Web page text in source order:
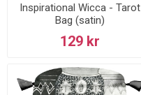
Inspirational Wicca - Tarot
Bag (satin)
129 kr